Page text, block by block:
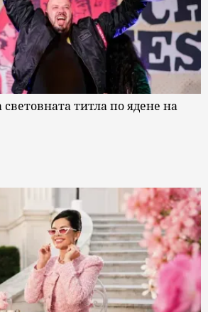
титла по ядене на